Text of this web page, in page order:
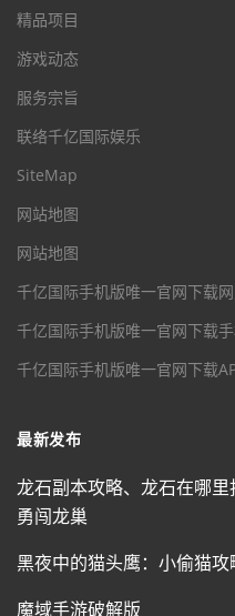
精品项目
游戏动态
服务宗旨
联络千亿国际娱乐
SiteMap
网站地图
网站地图
千亿国际手机版唯一官网下载
千亿国际手机版唯一官网下载
千亿国际手机版唯一官网下载
最新发布
龙石副本攻略、龙石在哪里
勇闯龙巢
黑夜中的猫头鹰：小偷猫攻
魔域手游破解版